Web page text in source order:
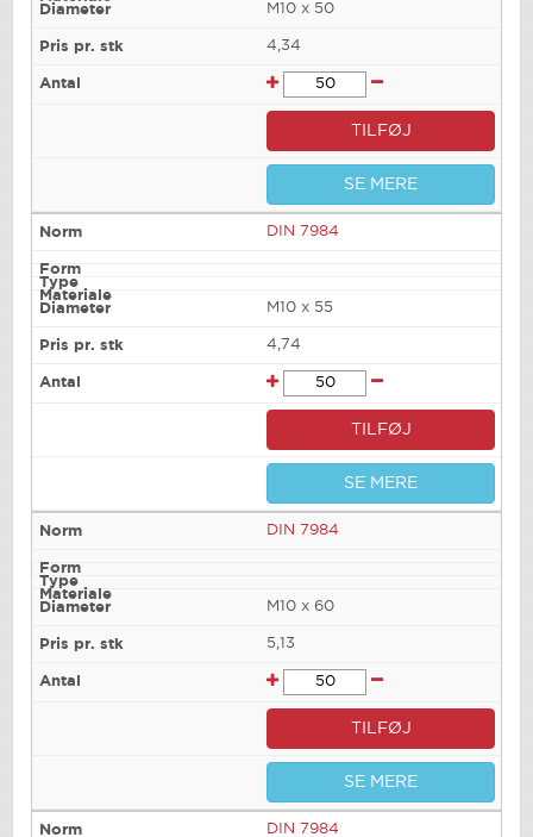
M10 x 50
4,34
TILFØJ
SE MERE
DIN 7984
M10 x 55
4,74
TILFØJ
SE MERE
DIN 7984
M10 x 60
5,13
TILFØJ
SE MERE
DIN 7984